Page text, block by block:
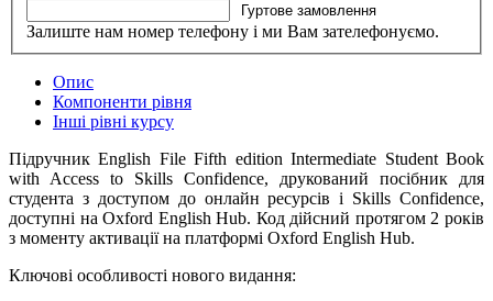
Гуртове замовлення
Залиште нам номер телефону і ми Вам зателефонуємо.
Опис
Компоненти рівня
Інші рівні курсу
Підручник English File Fifth edition Intermediate Student Book
with Access to Skills Confidence, друкований посібник для
студента з доступом до онлайн ресурсів і Skills Confidence,
доступні на Oxford English Hub. Код дійсний протягом 2 років
з моменту активації на платформі Oxford English Hub.
Ключові особливості нового видання: